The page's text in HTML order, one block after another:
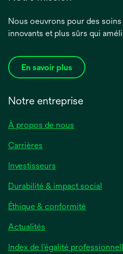
Nous oeuvrons pour des
innovants et plus sûrs qui
En savoir plus
Notre entreprise
À propos de nous
Carrières
Investisseurs
Durabilité & impact social
Éthique & conformité
Actualités
Index de l'égalité